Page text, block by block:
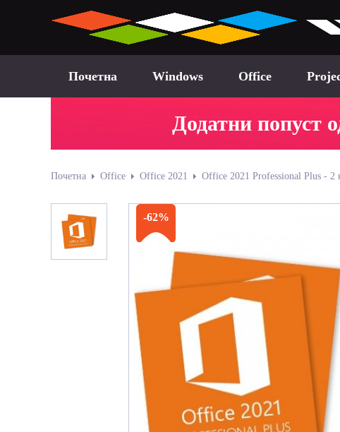
Почетна Windows Office
Додатни попуст
Почетна Office Office 2021 Office 2021 Professional Plus - 2
-62%